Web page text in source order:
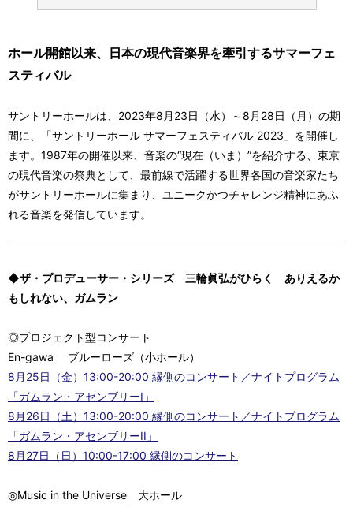
ホール開館以来、日本の現代音楽界を牽引するサマーフェ
スティバル
サントリーホールは、2023年8月23日（水）～8月28日（月）の期
間に、「サントリーホール サマーフェスティバル 2023」を開催し
ます。1987年の開催以来、音楽の“現在（いま）”を紹介する、東京
の現代音楽の祭典として、最前線で活躍する世界各国の音楽家たち
がサントリーホールに集まり、ユニークかつチャレンジ精神にあふ
れる音楽を発信しています。
◆ザ・プロデューサー・シリーズ 三輪眞弘がひらく ありえるか
もしれない、ガムラン
◎プロジェクト型コンサート
En-gawa ブルーローズ（小ホール）
8月25日（金）13:00-20:00 縁側のコンサート／ナイトプログラム
「ガムラン・アセンブリーI」
8月26日（土）13:00-20:00 縁側のコンサート／ナイトプログラム
「ガムラン・アセンブリーII」
8月27日（日）10:00-17:00 縁側のコンサート
◎Music in the Universe 大ホール